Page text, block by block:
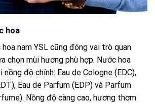
hoa
nam YSL cũng đóng vai trò quan
chọn mùi hương phù hợp. Nước hoa
độ chính: Eau de Cologne (EDC),
Eau de Parfum (EDP) và Parfum
Nồng độ càng cao, hương thơm